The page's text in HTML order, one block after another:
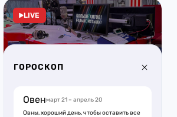
LIVE
ГОРОСКОП
Овенмарт 21 – апрель 20
Овны, хороший день, чтобы оставить все